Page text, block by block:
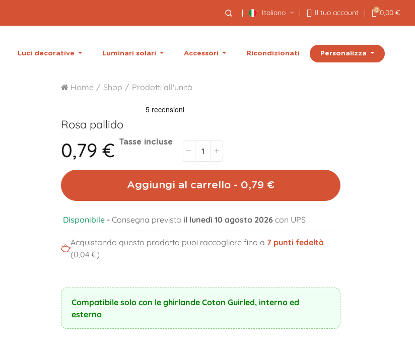
Italiano Il tuo account 0 0,00 €
Luci decorative Luminari solari Accessori Ricondizionati Personalizza
Home Shop Prodotti all'unità
Rosa pallido
0,79 € Tasse incluse
Aggiungi al carrello - 0,79 €
Disponibile- Consegna prevista il lunedì 10 agosto 2026 con UPS
Acquistando questo prodotto puoi raccogliere fino a 7punti fedeltà
(0,04 €)
Compatibile solo con le ghirlande Coton Guirled, interno ed
esterno